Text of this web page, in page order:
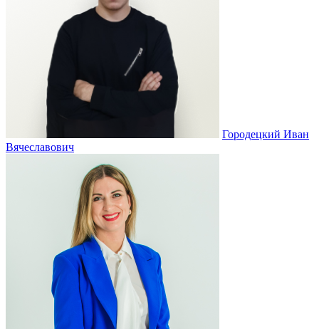
Городецкий Иван
Вячеславович